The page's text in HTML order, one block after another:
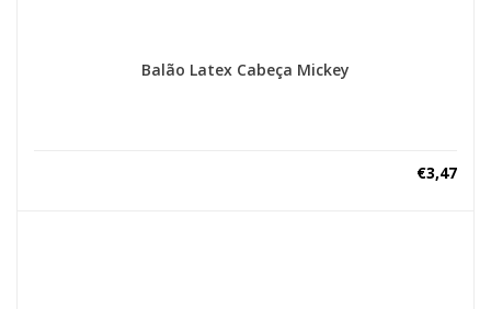
Balão Latex Cabeça Mickey
€3,47